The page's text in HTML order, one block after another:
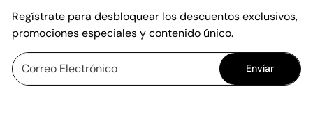
Regístrate para desbloquear los descuentos exclusivos,
promociones especiales y contenido único.
Envíar